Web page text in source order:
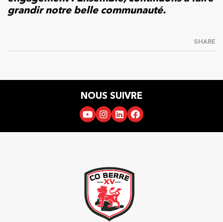
grandir notre belle communauté.
SHARE
NOUS SUIVRE